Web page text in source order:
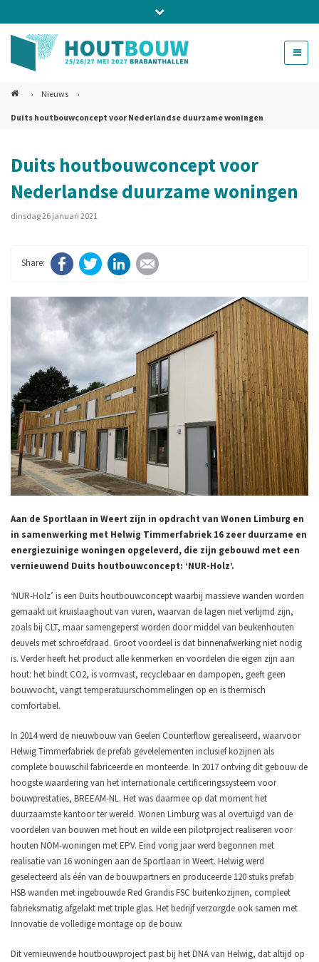
Bel ons voor info 0294 - 74 50 70
beurs@54events.nl
› Nieuws ›
Duits houtbouwconcept voor Nederlandse duurzame woningen
Duits houtbouwconcept voor
Nederlandse duurzame woningen
dinsdag 26 januari 2021
FacebookTwitter LinkedIn
Aan de Sportlaan in Weert zijn in opdracht van Wonen Limburg en
in samenwerking met Helwig Timmerfabriek 16 zeer duurzame en
energiezuinige woningen opgeleverd, die zijn gebouwd met een
vernieuwend Duits houtbouwconcept: ‘NUR-Holz’.
‘NUR-Holz’ is een Duits houtbouwconcept waarbij massieve wanden worden
gemaakt uit kruislaaghout van vuren, waarvan de lagen niet verlijmd zijn,
zoals bij CLT, maar samengeperst worden door middel van beukenhouten
deuvels met schroefdraad. Groot voordeel is dat binnenafwerking niet nodig
is. Verder heeft het product alle kenmerken en voordelen die eigen zijn aan
hout: het bindt CO2, is vormvast, recyclebaar en dampopen, geeft geen
bouwvocht, vangt temperatuurschommelingen op en is thermisch
comfortabel.
In 2014 werd de nieuwbouw van Geelen Counterflow gerealiseerd, waarvoor
Helwig Timmerfabriek de prefab gevelelementen inclusief kozijnen als
complete bouwschil fabriceerde en monteerde. In 2017 ontving dit gebouw de
hoogste waardering van het internationale certificeringssysteem voor
bouwprestaties, BREEAM-NL. Het was daarmee op dat moment het
duurzaamste kantoor ter wereld. Wonen Limburg was al overtuigd van de
voordelen van bouwen met hout en wilde een pilotproject realiseren voor
houten NOM-woningen met EPV. Eind vorig jaar werd begonnen met
realisatie van 16 woningen aan de Sportlaan in Weert. Helwig werd
geselecteerd als één van de bouwpartners en produceerde 120 stuks prefab
HSB wanden met ingebouwde Red Grandis FSC buitenkozijnen, compleet
fabrieksmatig afgelakt met triple glas. Het bedrijf verzorgde ook samen met
Innovatie de volledige montage op de bouw.
Dit vernieuwende houtbouwproject past bij het DNA van Helwig, dat altijd op